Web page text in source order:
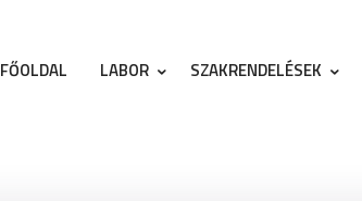
FŐOLDAL LABOR SZAKRENDELÉSEK